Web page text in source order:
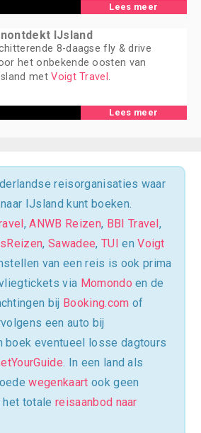
Lees meer
IJsland
8-daagse fly & drive
het onbekende oosten van
metVoigt Travel.
Lees meer
reisorganisaties waar
IJsland kunt boeken.
,ANWB Reizen, BBI Travel ,
,Sawadee, TUI enVoigt
van een reis is ook prima
via Momondo en de
bij Booking.com of
een auto bij
boek eventueel losse dagtours
. In een land als
wegenkaart ook geen
het totalereisaanbod naar